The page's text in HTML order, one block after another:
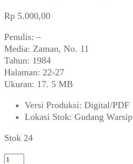
Rp 5.000,00
Penulis: –
Media: Zaman, No. 11
Tahun: 1984
Halaman: 22-27
Ukuran: 17. 5 MB
Versi Produksi: Digital/PDF
Lokasi Stok: Gudang Warsip
Stok 24
Kuantitas